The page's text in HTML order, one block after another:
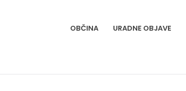
OBČINA URADNE OBJAVE